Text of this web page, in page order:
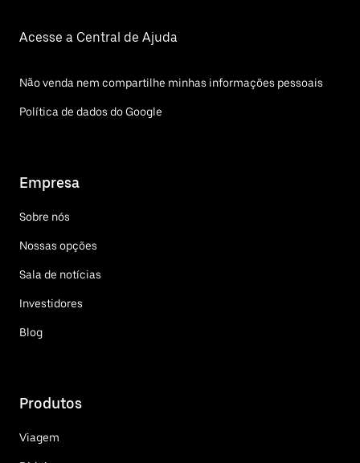
Acesse a Central de Ajuda
Não venda nem compartilhe minhas informações pessoais
Política de dados do Google
Empresa
Sobre nós
Nossas opções
Sala de notícias
Investidores
Blog
Produtos
Viagem